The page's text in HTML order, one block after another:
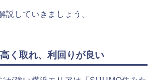
説していきましょう。
く取れ、利回りが良い